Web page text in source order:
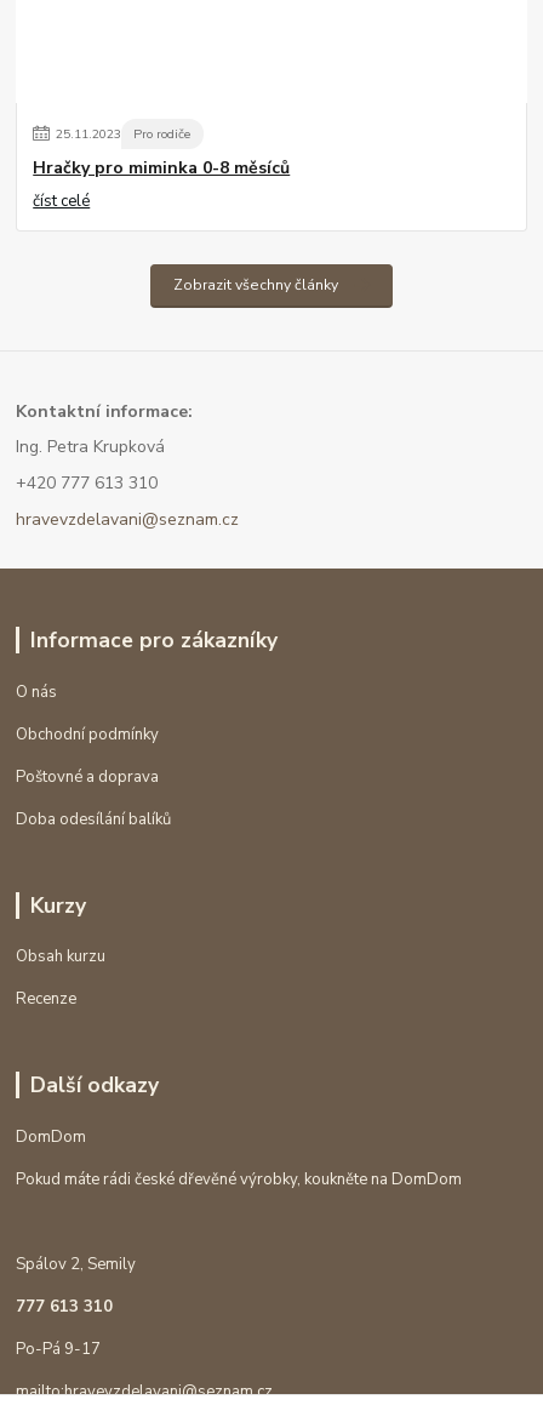
25.11.2023 Pro rodiče
Hračky pro miminka 0-8 měsíců
číst celé
Zobrazit všechny články
Kontaktní informace:
Ing. Petra Krupková
+420 777 613 310
hravevzdelavani@seznam.cz
Informace pro zákazníky
O nás
Obchodní podmínky
Poštovné a doprava
Doba odesílání balíků
Kurzy
Obsah kurzu
Recenze
Další odkazy
DomDom
Pokud máte rádi české dřevěné výrobky, koukněte na DomDom
Spálov 2, Semily
777 613 310
Po-Pá 9-17
mailto:hravevzdelavani@seznam.cz